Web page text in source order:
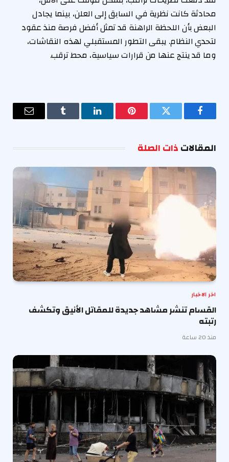
محادثة كانت نظرية في السابق إلى العلن، بينما يجادل
البعض بأن اللحظة الراهنة قد تمثل أفضل فرصة منذ عقود
لتحدي النظام. يبقى التطور المستقبلي لهذه النقاشات،
وما قد ينتج عنها من قرارات سياسية، محط ترقب.
فيسبوك تويتر بينتيريستلينكدإن Tumblr
البريد
المقالاتذات الصلة
اخر الاخبار
القسام تنشر مشاهد جديدة للمقاتل الأنيق وتكشف
رتبته
منذ 20 ساعة